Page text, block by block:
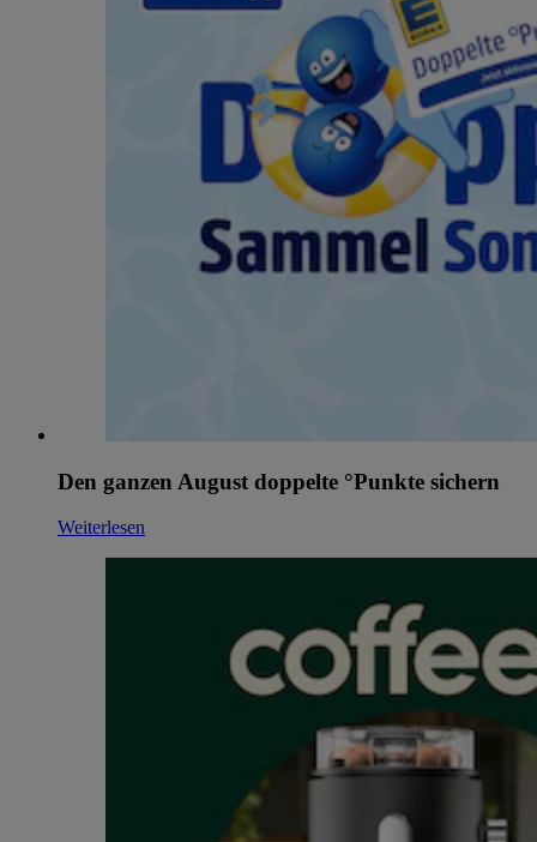
Den ganzen August doppelte °Punkte sichern
Weiterlesen